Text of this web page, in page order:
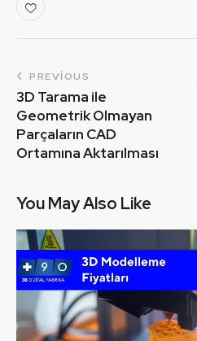
PREVIOUS
3D Tarama ile
Geometrik Olmayan
Parçaların CAD
Ortamına Aktarılması
You May Also Like